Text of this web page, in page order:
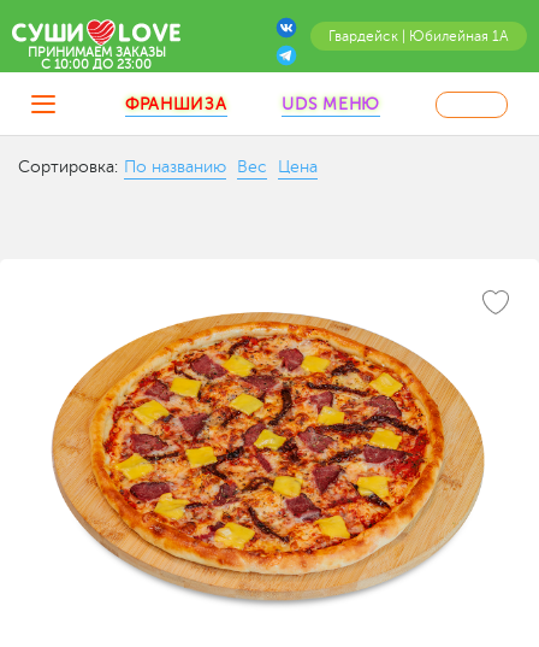
Гвардейск | Юбилейная 1А
ПРИНИМАЕМ ЗАКАЗЫ
C 10:00 ДО 23:00
ФРАНШИЗА UDS МЕНЮ
Сортировка: По названию Вес Цена